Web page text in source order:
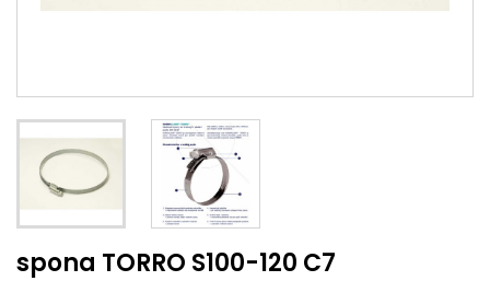
spona TORRO S100-120 C7